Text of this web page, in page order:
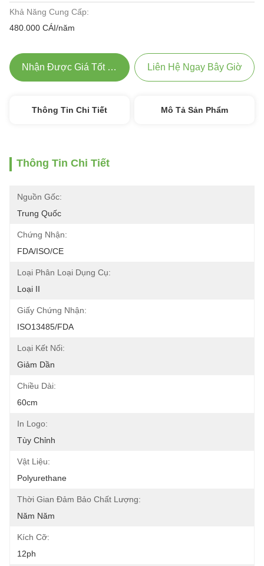
Khả Năng Cung Cấp:
480.000 CÁI/năm
Nhận Được Giá Tốt Nhất Liên Hệ Ngay Bây Giờ
Thông Tin Chi Tiết Mô Tả Sản Phẩm
Thông Tin Chi Tiết
Nguồn Gốc:
Trung Quốc
Chứng Nhận:
FDA/ISO/CE
Loại Phân Loại Dụng Cụ:
Loại II
Giấy Chứng Nhận:
ISO13485/FDA
Loại Kết Nối:
Giảm Dần
Chiều Dài:
60cm
In Logo:
Tùy Chỉnh
Vật Liệu:
Polyurethane
Thời Gian Đảm Bảo Chất Lượng:
Năm Năm
Kích Cỡ:
12ph